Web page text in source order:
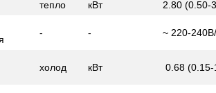
тепло кВт
2.80 (0.50-
- - ~ 220-
холод кВт 0.68